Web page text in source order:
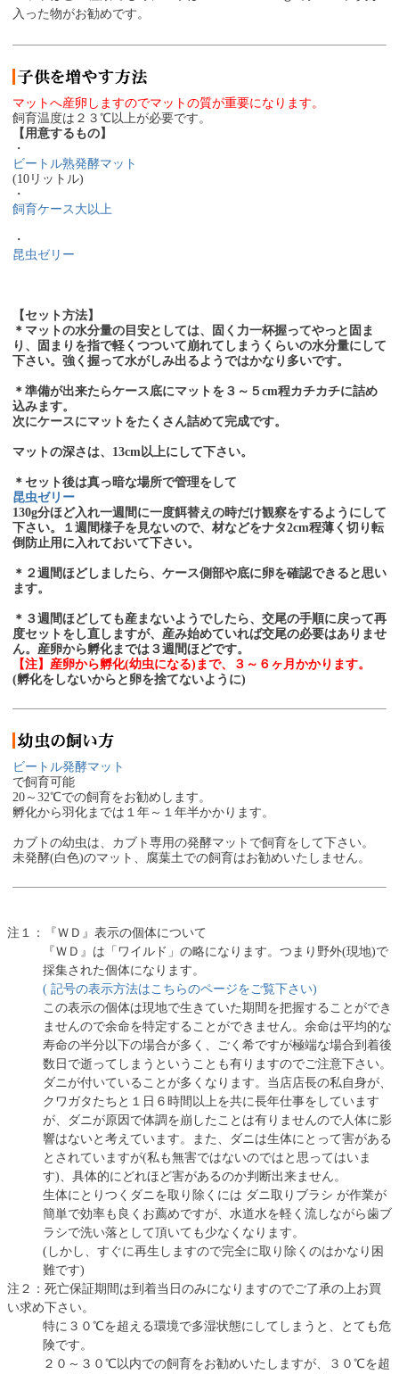
入った物がお勧めです。
マットへ産卵しますのでマットの質が重要になります。
飼育温度は２３℃以上が必要です。
【用意するもの】
・
ビートル熟発酵マット
(10リットル)
・
飼育ケース大以上
・
昆虫ゼリー
【セット方法】
＊マットの水分量の目安としては、固く力一杯握ってやっと固ま
り、固まりを指で軽くつついて崩れてしまうくらいの水分量にして
下さい。強く握って水がしみ出るようではかなり多いです。
＊準備が出来たらケース底にマットを３～５cm程カチカチに詰め
込みます。
次にケースにマットをたくさん詰めて完成です。
マットの深さは、13cm以上にして下さい。
＊セット後は真っ暗な場所で管理をして
昆虫ゼリー
130g分ほど入れ一週間に一度餌替えの時だけ観察をするようにして
下さい。１週間様子を見ないので、材などをナタ2cm程薄く切り転
倒防止用に入れておいて下さい。
＊２週間ほどしましたら、ケース側部や底に卵を確認できると思い
ます。
＊３週間ほどしても産まないようでしたら、交尾の手順に戻って再
度セットをし直しますが、産み始めていれば交尾の必要はありませ
ん。産卵から孵化までは３週間ほどです。
【注】産卵から孵化(幼虫になる)まで、３～６ヶ月かかります。
(孵化をしないからと卵を捨てないように)
ビートル発酵マット
で飼育可能
20～32℃での飼育をお勧めします。
孵化から羽化までは１年～１年半かかります。
カブトの幼虫は、カブト専用の発酵マットで飼育をして下さい。
未発酵(白色)のマット、腐葉土での飼育はお勧めいたしません。
注１：『ＷＤ』表示の個体について
『ＷＤ』は「ワイルド」の略になります。つまり野外(現地)で
採集された個体になります。
( 記号の表示方法はこちらのページをご覧下さい)
この表示の個体は現地で生きていた期間を把握することができ
ませんので余命を特定することができません。余命は平均的な
寿命の半分以下の場合が多く、ごく希ですが極端な場合到着後
数日で逝ってしまうということも有りますのでご注意下さい。
ダニが付いていることが多くなります。当店店長の私自身が、
クワガタたちと１日６時間以上を共に長年仕事をしています
が、ダニが原因で体調を崩したことは有りませんので人体に影
響はないと考えています。また、ダニは生体にとって害がある
とされていますが(私も無害ではないのではと思ってはいま
す)、具体的にどれほど害があるのか判断出来ません。
生体にとりつくダニを取り除くには ダニ取りブラシ が作業が
簡単で効率も良くお薦めですが、水道水を軽く流しながら歯ブ
ラシで洗い落として頂いても少なくなります。
(しかし、すぐに再生しますので完全に取り除くのはかなり困
難です)
注２：死亡保証期間は到着当日のみになりますのでご了承の上お買
い求め下さい。
特に３０℃を超える環境で多湿状態にしてしまうと、とても危
険です。
２０～３０℃以内での飼育をお勧めいたしますが、３０℃を超